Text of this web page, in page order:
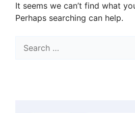
It seems we can’t find what
Perhaps searching can help.
for: